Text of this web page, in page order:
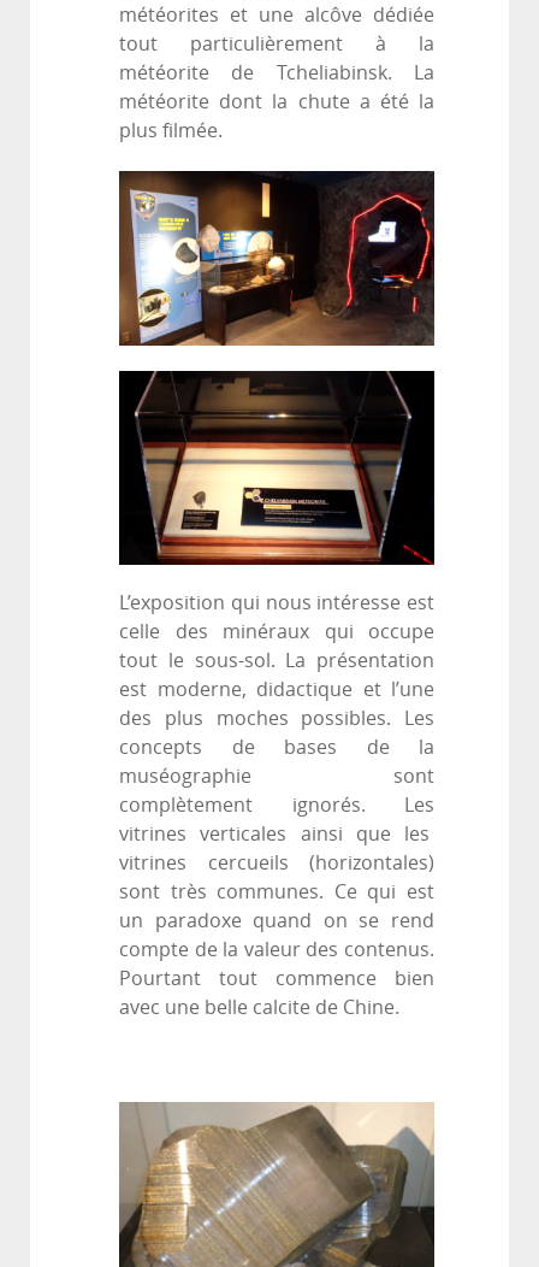
météorites et une alcôve dédiée
tout particulièrement à la
météorite de Tcheliabinsk. La
météorite dont la chute a été la
plus filmée.
L’exposition qui nous intéresse est
celle des minéraux qui occupe
tout le sous-sol. La présentation
est moderne, didactique et l’une
des plus moches possibles. Les
concepts de bases de la
muséographie sont
complètement ignorés. Les
vitrines verticales ainsi que les
vitrines cercueils (horizontales)
sont très communes. Ce qui est
un paradoxe quand on se rend
compte de la valeur des contenus.
Pourtant tout commence bien
avec une belle calcite de Chine.